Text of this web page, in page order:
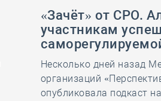
«Зачёт» от СРО.
участникам
Несколько дней назад
организаций
опубликовала подкаст